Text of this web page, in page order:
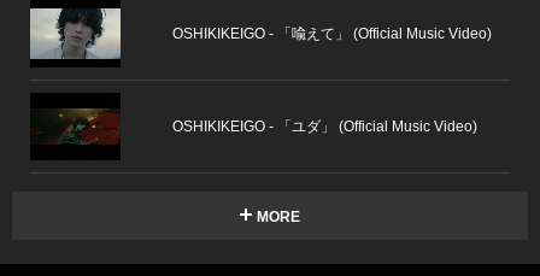
OSHIKIKEIGO - 「喩えて」 (Official Music Video)
OSHIKIKEIGO - 「ユダ」 (Official Music Video)
MORE